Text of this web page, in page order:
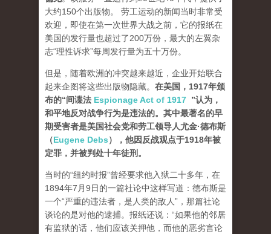
大约150个出版物。 劳工运动的新闻当时非常受
欢迎，即使在第一次世界大战之前，它的报纸在
美国的发行量也超过了200万份，最大的左翼杂
志“理性诉求”每周发行量为五十万份。
但是，随着欧洲的冲突越来越近，企业开始联合
起来企图将这些出版物隐藏。 在美国，1917年颁
布的“间谍法 Espionage Act of 1917 ”认为，
和平地反对战争行为是违法的。其中最著名的早
期受害者是美国社会党和劳工领导人尤金·德布斯
（Eugene Debs），他因反战观点于1918年被
定罪，并被判处十年徒刑。
当时的“纽约时报”曾经要求他入狱二十多年，在
1894年7月9日的一篇社论中这样写道：德布斯是
一个“严重的违法者，是人类的敌人”，那篇社论
谈论的是对他的逮捕。报纸还说：“如果他的邻居
有监狱的话，他们应该关押他，而他的恶劣言论